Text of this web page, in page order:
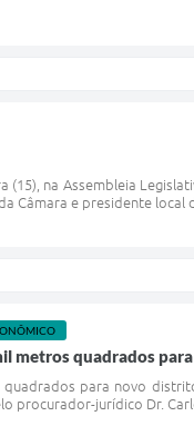
na Assembleia
e presidente local
metros quadrados
para novo
procurador-jurídico Dr.